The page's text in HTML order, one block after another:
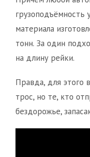
грузоподъёмность
материала
тонн. За один
на длину рейки.
Правда, для этого
трос, но те, кто
бездорожье,